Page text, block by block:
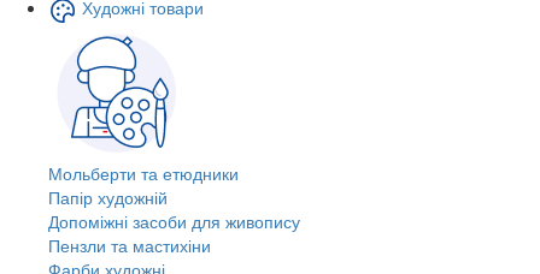
Художні товари
Мольберти та етюдники
Папір художній
Допоміжні засоби для живопису
Пензли та мастихіни
Фарби художні